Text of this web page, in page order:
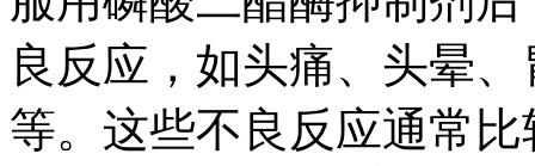
良反应，如头痛、头晕
等。这些不良反应通常